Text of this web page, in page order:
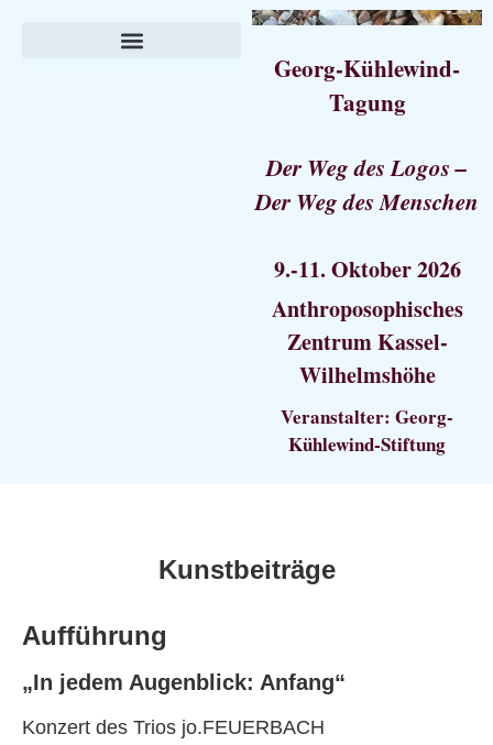
Georg-Kühlewind-
Tagung
Der Weg des Logos –
Der Weg des Menschen
9.-11. Oktober 2026
Anthroposophisches
Zentrum Kassel-
Wilhelmshöhe
Veranstalter: Georg-
Kühlewind-Stiftung
Kunstbeiträge
Aufführung
„In jedem Augenblick: Anfang“
Konzert des Trios jo.FEUERBACH